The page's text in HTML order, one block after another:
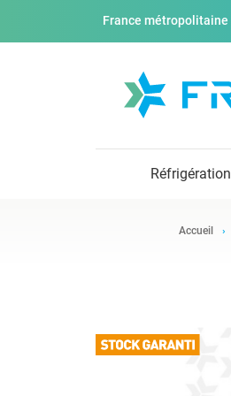
France métropolitaine
Réfrigération
Accueil